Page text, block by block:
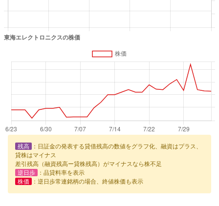
残高
：日証金の発表する貸借残高の数値をグラフ化、融資はプラス、
貸株はマイナス
差引残高（融資残高ー貸株残高）がマイナスなら株不足
逆日歩
：品貸料率を表示
株価
：逆日歩常連銘柄の場合、終値株価も表示